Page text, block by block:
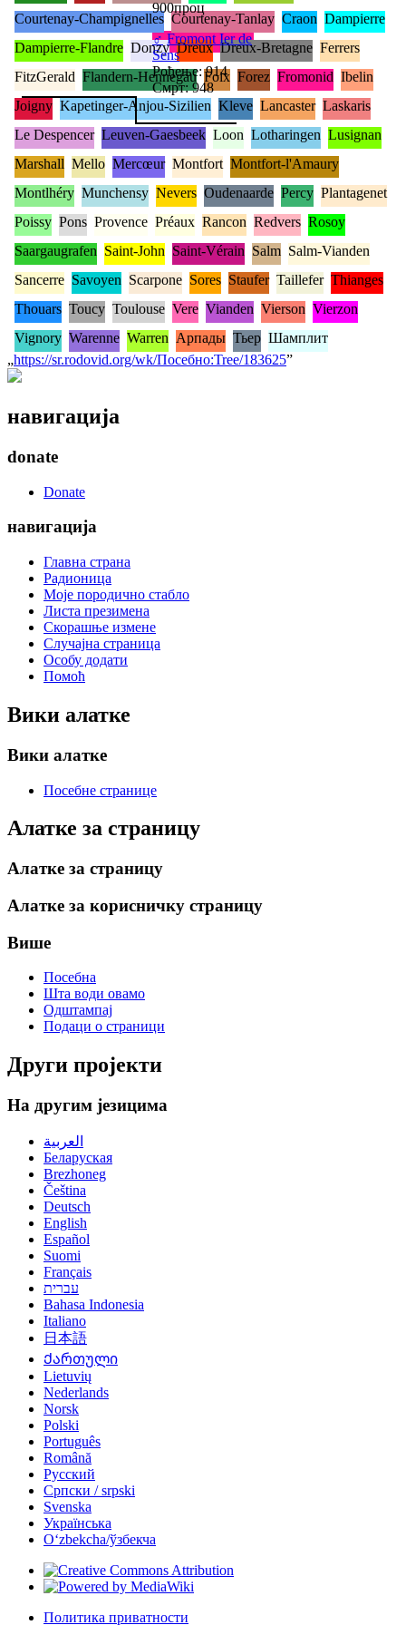
900проц
♂ Fromont Ier de
Sens
Рођење: 914
Смрт: 948
Courtenay-Champignelles Courtenay-Tanlay Craon Dampierre
Dampierre-Flandre Donzy Dreux Dreux-Bretagne Ferrers
FitzGerald Flandern-Hennegau Foix Forez Fromonid Ibelin
Joigny Kapetinger-Anjou-Sizilien Kleve Lancaster Laskaris
Le Despencer Leuven-Gaesbeek Loon Lotharingen Lusignan
Marshall Mello Mercœur Montfort Montfort-l'Amaury
Montlhéry Munchensy Nevers Oudenaarde Percy Plantagenet
Poissy Pons Provence Préaux Rancon Redvers Rosoy
Saargaugrafen Saint-John Saint-Vérain Salm Salm-Vianden
Sancerre Savoyen Scarpone Sores Staufer Taillefer Thianges
Thouars Toucy Toulouse Vere Vianden Vierson Vierzon
Vignory Warenne Warren Арпады Тьер Шамплит
„https://sr.rodovid.org/wk/Посебно:Tree/183625”
навигација
donate
Donate
навигација
Главна страна
Радионица
Моје породично стабло
Листа презимена
Скорашње измене
Случајна страница
Особу додати
Помоћ
Вики алатке
Вики алатке
Посебне странице
Алатке за страницу
Алатке за страницу
Алатке за корисничку страницу
Више
Посебна
Шта води овамо
Одштампај
Подаци о страници
Други пројекти
На другим језицима
العربية
Беларуская
Brezhoneg
Čeština
Deutsch
English
Español
Suomi
Français
עברית
Bahasa Indonesia
Italiano
日本語
Ქართული
Lietuvių
Nederlands
Norsk
Polski
Português
Română
Русский
Српски / srpski
Svenska
Українська
Oʻzbekcha/ўзбекча
Политика приватности